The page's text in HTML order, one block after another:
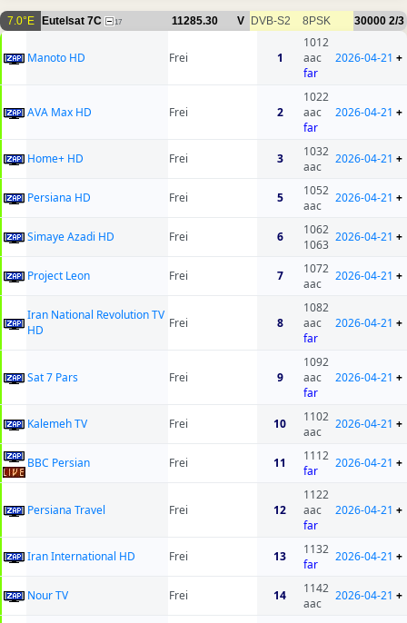
7.0°E Eutelsat 7C 17 11285.30 V DVB-S2 8PSK 30000 2/3
Manoto HD Frei 1
1012
aac
far
2026-04-21 +
AVA Max HD Frei 2
1022
aac
far
2026-04-21 +
Home+ HD Frei 3
1032
aac
2026-04-21 +
Persiana HD Frei 5
1052
aac
2026-04-21 +
Simaye Azadi HD Frei 6
1062
1063
2026-04-21 +
Project Leon Frei 7
1072
aac
2026-04-21 +
Iran National Revolution TV
HD
Frei 8
1082
aac
far
2026-04-21 +
Sat 7 Pars Frei 9
1092
aac
far
2026-04-21 +
Kalemeh TV Frei 10
1102
aac
2026-04-21 +
BBC Persian Frei 11
1112
far
2026-04-21 +
Persiana Travel Frei 12
1122
aac
far
2026-04-21 +
Iran International HD Frei 13
1132
far
2026-04-21 +
Nour TV Frei 14
1142
aac
2026-04-21 +